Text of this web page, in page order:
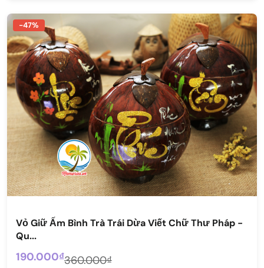
-47%
Vỏ Giữ Ấm Bình Trà Trái Dừa Viết Chữ Thư Pháp -
Qu...
190.000₫360.000₫